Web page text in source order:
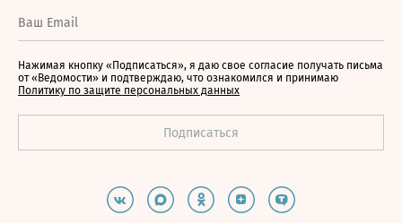
Нажимая кнопку «Подписаться», я даю свое согласие получать письма
от «Ведомости» и подтверждаю, что ознакомился и принимаю
Политику по защите персональных данных